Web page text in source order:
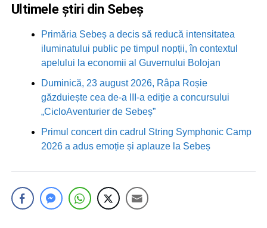
Ultimele știri din Sebeș
Primăria Sebeș a decis să reducă intensitatea
iluminatului public pe timpul nopții, în contextul
apelului la economii al Guvernului Bolojan
Duminică, 23 august 2026, Râpa Roșie
găzduiește cea de-a III-a ediție a concursului
„CicloAventurier de Sebeș”
Primul concert din cadrul String Symphonic Camp
2026 a adus emoție și aplauze la Sebeș